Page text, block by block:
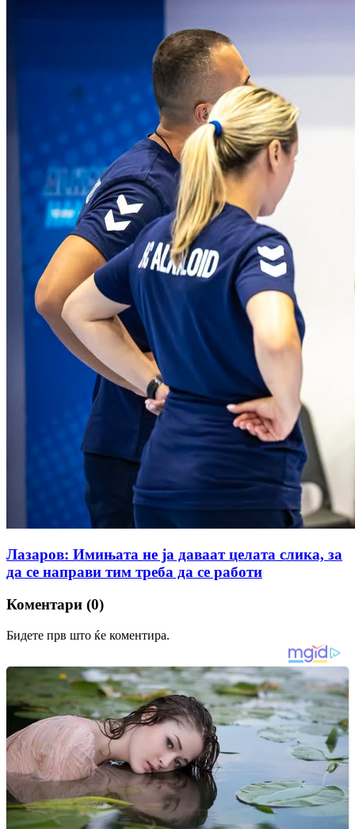
Лазаров: Имињата не ја даваат целата слика, за
да се направи тим треба да се работи
Коментари (0)
Бидете прв што ќе коментира.